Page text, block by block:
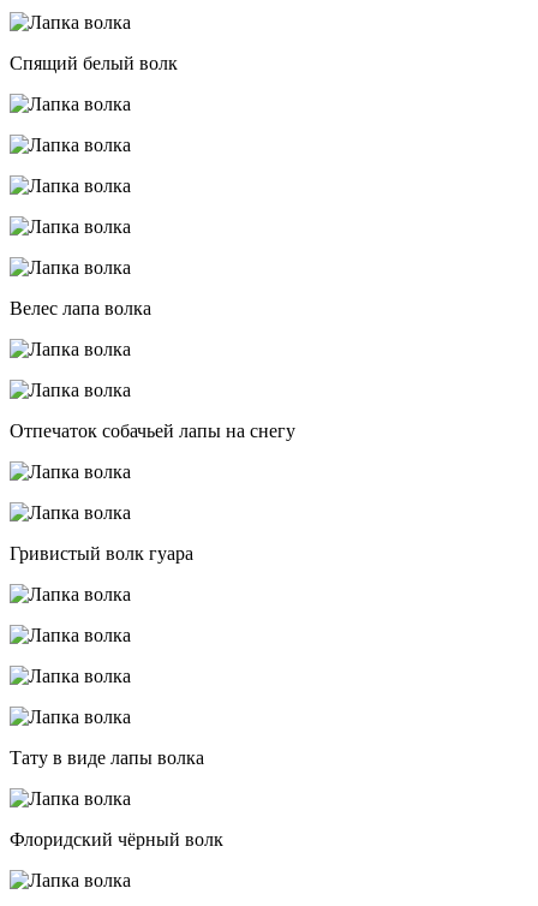
Спящий белый волк
Велес лапа волка
Отпечаток собачьей лапы на снегу
Гривистый волк гуара
Тату в виде лапы волка
Флоридский чёрный волк